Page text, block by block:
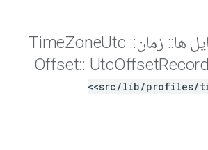
ها:: زمان::
ZoneUtc
Offset:: UtcOffsetRecord
<src/lib/profiles/